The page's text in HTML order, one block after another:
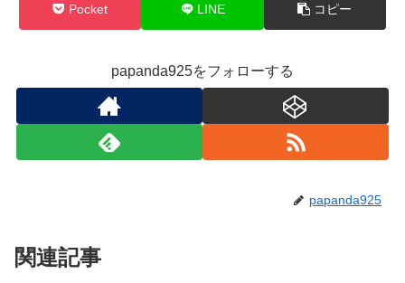
Pocket LINE コピー
papanda925をフォローする
papanda925
関連記事